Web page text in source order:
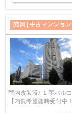
売買 | 中古マンション
室内改装済♪ Ｌ字バル
【内覧希望随時受付中